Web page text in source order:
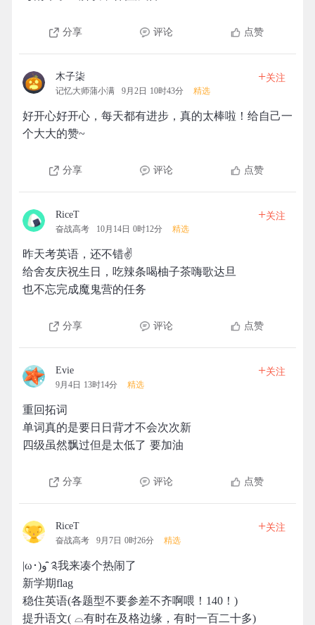
分享 评论 点赞
木子柒
记忆大师蒲小满 9月2日 10时43分 精选
+关注
好开心好开心，每天都有进步，真的太棒啦！给自己一
个大大的赞~
分享 评论 点赞
RiceT
奋战高考 10月14日 0时12分 精选
+关注
昨天考英语，还不错✌
给舍友庆祝生日，吃辣条喝柚子茶嗨歌达旦
也不忘完成魔鬼营的任务
分享 评论 点赞
Evie
9月4日 13时14分 精选
+关注
重回拓词
单词真的是要日日背才不会次次新
四级虽然飘过但是太低了 要加油
分享 评论 点赞
RiceT
奋战高考 9月7日 0时26分 精选
+关注
|ω･)و ̑̑༉我来凑个热闹了
新学期flag
稳住英语(各题型不要参差不齐啊喂！140！)
提升语文( ⌓有时在及格边缘，有时一百二十多)